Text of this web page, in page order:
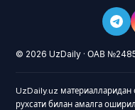
© 2026 UzDaily · ОАВ
UzDaily.uz материалларидан
рухсати билан амалга